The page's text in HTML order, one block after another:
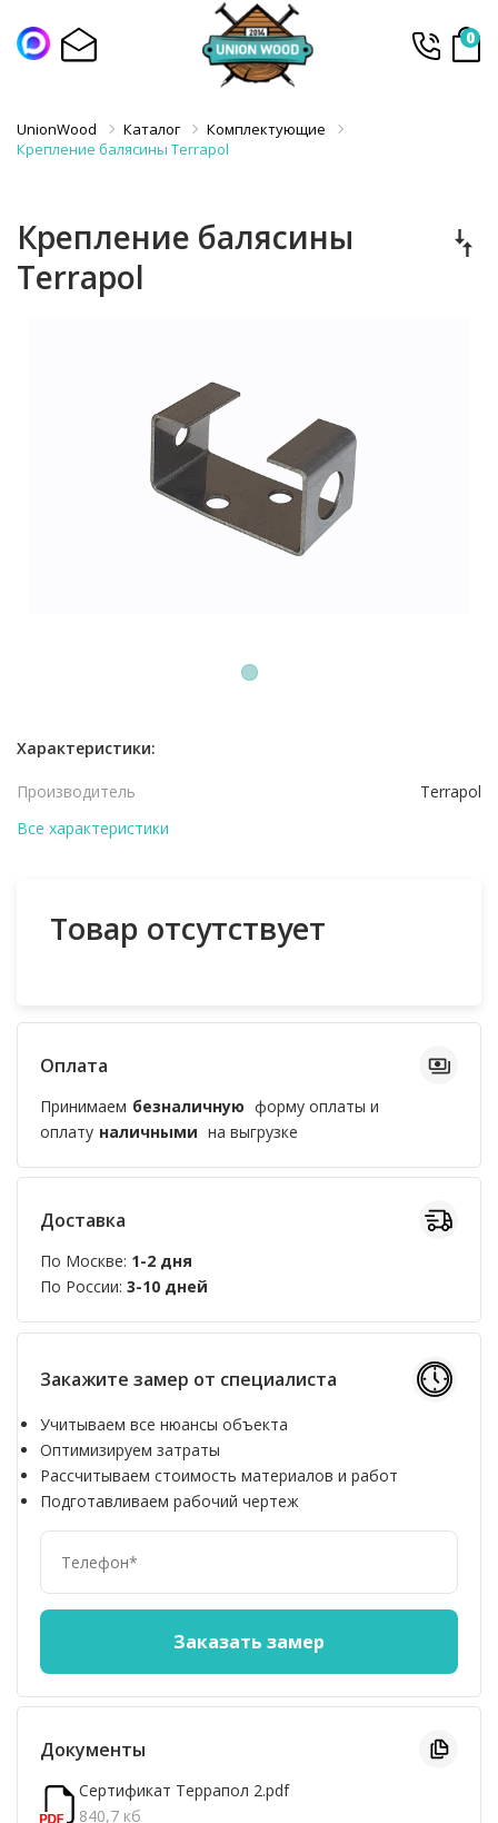
0
UnionWood Каталог
Комплектующие
Крепление балясины Terrapol
Крепление балясины
Terrapol
1
Характеристики:
Производитель
Terrapol
Все характеристики
Товар отсутствует
Оплата
Принимаем безналичную форму оплаты и
оплату наличными на выгрузке
Доставка
По Москве: 1-2 дня
По России: 3-10 дней
Закажите замер от специалиста
Учитываем все нюансы объекта
Оптимизируем затраты
Рассчитываем стоимость материалов и работ
Подготавливаем рабочий чертеж
Документы
Сертификат Террапол 2.pdf
840,7 кб